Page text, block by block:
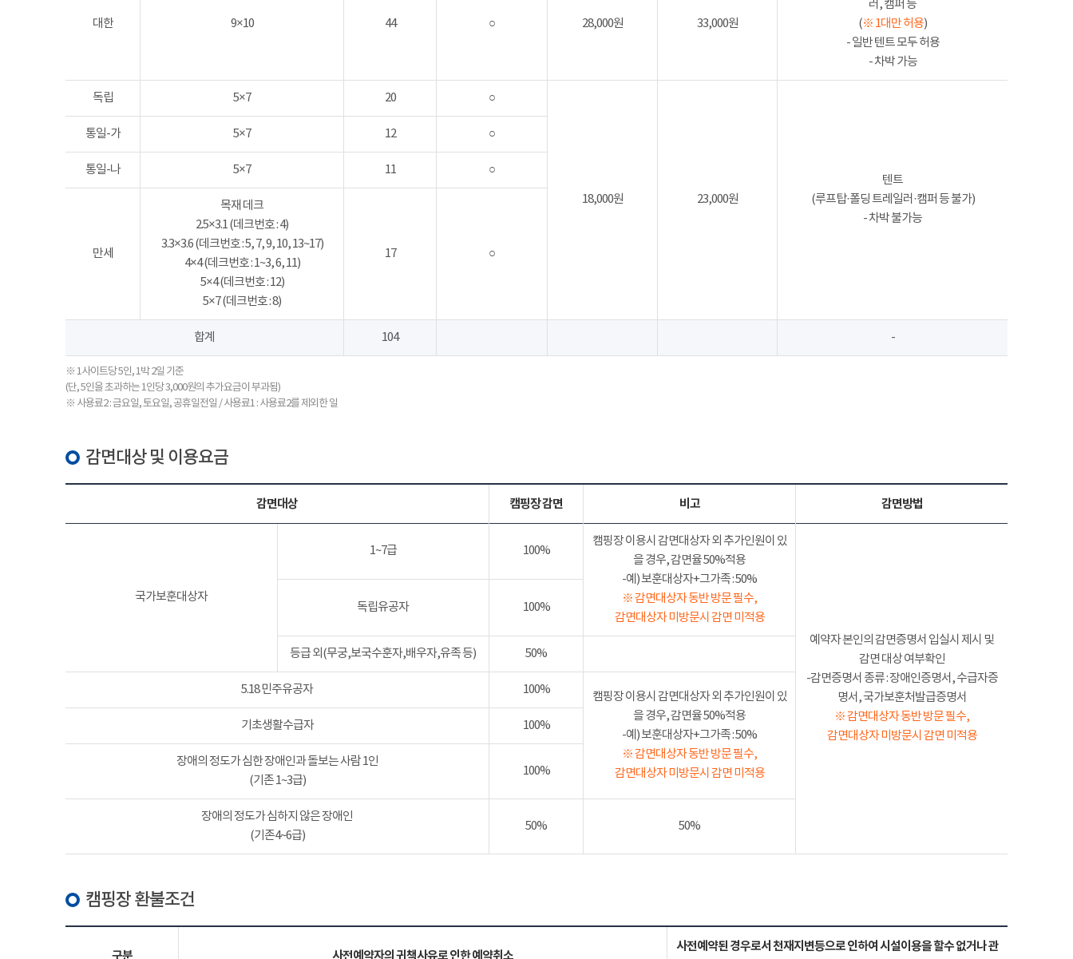
대한 9×10 44 ○ 28,000원 33,000원
러, 캠퍼 등
(※ 1대만 허용)
- 일반 텐트 모두 허용
- 차박 가능
독립 5×7 20 ○
18,000원 23,000원
텐트
(루프탑·폴딩 트레일러·캠퍼 등 불가)
- 차박 불가능
통일-가 5×7 12 ○
통일-나 5×7 11 ○
만세
목재 데크
2.5×3.1 (데크번호 : 4)
3.3×3.6 (데크번호 : 5, 7, 9, 10, 13~17)
4×4 (데크번호 : 1~3, 6, 11)
5×4 (데크번호 : 12)
5×7 (데크번호 : 8)
17 ○
합계 104 -
※ 1사이트당 5인, 1박 2일 기준
(단, 5인을 초과하는 1인당 3,000원의 추가요금이 부과됨)
※ 사용료2 : 금요일, 토요일, 공휴일전일 / 사용료1 : 사용료2를 제외한 일
감면대상 및 이용요금
감면대상 캠핑장 감면 비고 감면방법
국가보훈대상자
1~7급 100%
캠핑장 이용시 감면대상자 외 추가인원이 있
을 경우, 감면율 50%적용
-예) 보훈대상자+그가족 : 50%
※ 감면대상자 동반 방문 필수,
감면대상자 미방문시 감면 미적용
예약자 본인의 감면증명서 입실시 제시 및
감면 대상 여부확인
-감면증명서 종류 : 장애인증명서, 수급자증
명서, 국가보훈처발급증명서
※ 감면대상자 동반 방문 필수,
감면대상자 미방문시 감면 미적용
독립유공자 100%
등급 외(무궁,보국수훈자,배우자,유족 등) 50%
5.18 민주유공자 100%
캠핑장 이용시 감면대상자 외 추가인원이 있
을 경우, 감면율 50%적용
-예) 보훈대상자+그가족 : 50%
※ 감면대상자 동반 방문 필수,
감면대상자 미방문시 감면 미적용
기초생활수급자 100%
장애의 정도가 심한 장애인과 돌보는 사람 1인
(기존 1~3급)
100%
장애의 정도가 심하지 않은 장애인
(기존4~6급)
50% 50%
캠핑장 환불조건
구분 사전예약자의 귀책사유로 인한 예약취소
사전예약된 경우로서 천재지변등으로 인하여 시설이용을 할수 없거나 관